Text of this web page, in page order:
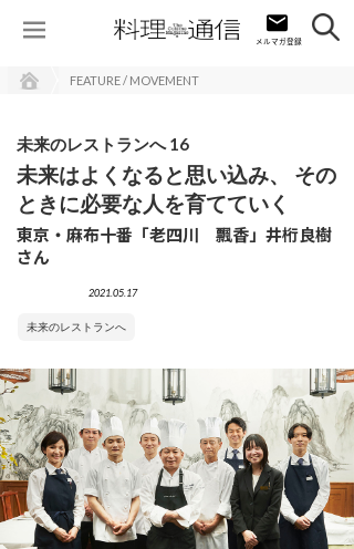
FEATURE / MOVEMENT
未来のレストランへ 16
未来はよくなると思い込み、 その
ときに必要な人を育てていく
東京・麻布十番「老四川 飄香」井桁良樹
さん
2021.05.17
未来のレストランへ